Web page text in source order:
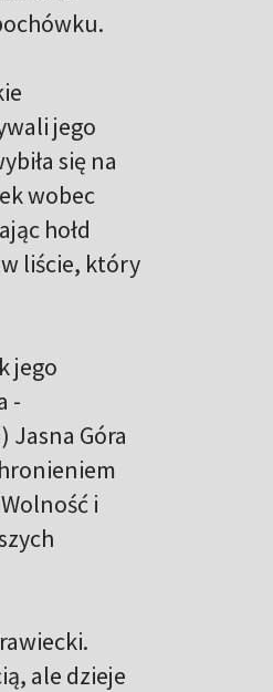
jego
się na
wobec
hołd
liście, który
jego
-
Jasna Góra
i
ale dzieje